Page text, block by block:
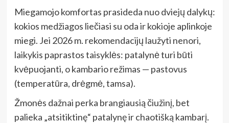
Miegamojo komfortas prasideda nuo dviejų dalykų:
kokios medžiagos liečiasi su oda ir kokioje aplinkoje
miegi. Jei 2026 m. rekomendacijų laužyti nenori,
laikykis paprastos taisyklės: patalynė turi būti
kvėpuojanti, o kambario režimas — pastovus
(temperatūra, drėgmė, tamsa).
Žmonės dažnai perka brangiausią čiužinį, bet
palieka „atsitiktinę“ patalynę ir chaotišką kambarį.